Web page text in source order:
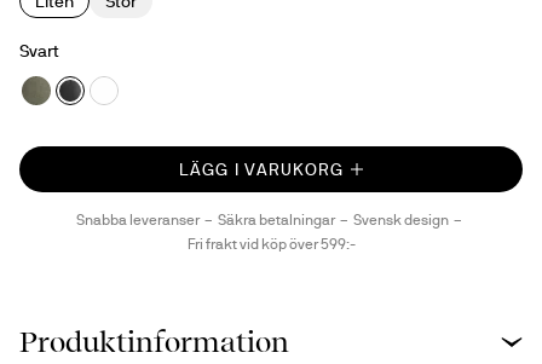
Svart
LÄGG I VARUKORG
Snabba leveranser Säkra betalningar
Svensk design
Fri frakt vid köp över 599:-
Produktinformation